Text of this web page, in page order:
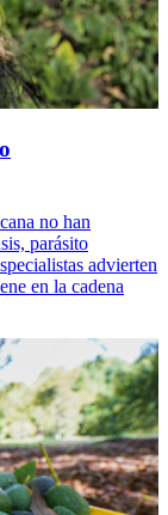
no han
parásito
advierten
en la cadena